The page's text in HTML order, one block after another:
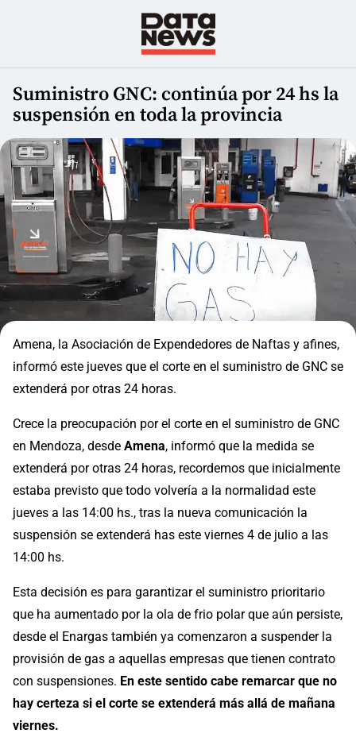
Suministro GNC: continúa por 24 hs la
suspensión en toda la provincia
Amena, la Asociación de Expendedores de Naftas y afines,
informó este jueves que el corte en el suministro de GNC se
extenderá por otras 24 horas.
Crece la preocupación por el corte en el suministro de GNC
en Mendoza, desde Amena, informó que la medida se
extenderá por otras 24 horas, recordemos que inicialmente
estaba previsto que todo volvería a la normalidad este
jueves a las 14:00 hs., tras la nueva comunicación la
suspensión se extenderá has este viernes 4 de julio a las
14:00 hs.
Esta decisión es para garantizar el suministro prioritario
que ha aumentado por la ola de frio polar que aún persiste,
desde el Enargas también ya comenzaron a suspender la
provisión de gas a aquellas empresas que tienen contrato
con suspensiones. En este sentido cabe remarcar que no
hay certeza si el corte se extenderá más allá de mañana
viernes.